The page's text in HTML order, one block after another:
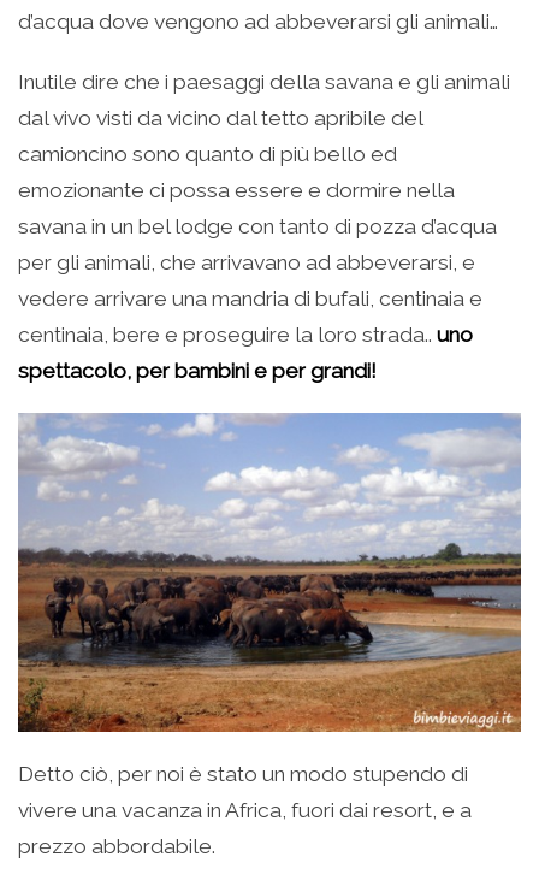
d’acqua dove vengono ad abbeverarsi gli animali…
Inutile dire che i paesaggi della savana e gli animali
dal vivo visti da vicino dal tetto apribile del
camioncino sono quanto di più bello ed
emozionante ci possa essere e dormire nella
savana in un bel lodge con tanto di pozza d’acqua
per gli animali, che arrivavano ad abbeverarsi, e
vedere arrivare una mandria di bufali, centinaia e
centinaia, bere e proseguire la loro strada.. uno
spettacolo, per bambini e per grandi!
Detto ciò, per noi è stato un modo stupendo di
vivere una vacanza in Africa, fuori dai resort, e a
prezzo abbordabile.